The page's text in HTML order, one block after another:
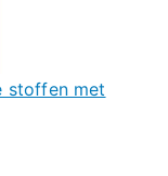
stoffen met